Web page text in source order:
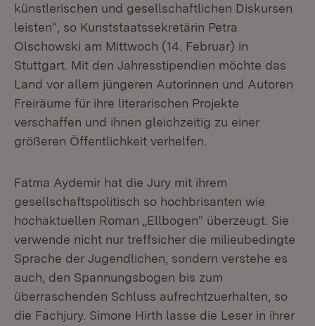
künstlerischen und gesellschaftlichen Diskursen
leisten“, so Kunststaatssekretärin Petra
Olschowski am Mittwoch (14. Februar) in
Stuttgart. Mit den Jahresstipendien möchte das
Land vor allem jüngeren Autorinnen und Autoren
Freiräume für ihre literarischen Projekte
verschaffen und ihnen gleichzeitig zu einer
größeren Öffentlichkeit verhelfen.
Fatma Aydemir hat die Jury mit ihrem
gesellschaftspolitisch so hochbrisanten wie
hochaktuellen Roman „Ellbogen“ überzeugt. Sie
verwende nicht nur treffsicher die milieubedingte
Sprache der Jugendlichen, sondern verstehe es
auch, den Spannungsbogen bis zum
überraschenden Schluss aufrechtzuerhalten, so
die Fachjury. Simone Hirth lasse die Leser in ihrer